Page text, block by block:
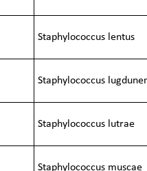
Staphylococcus lentus
Staphylococcus
Staphylococcus lutrae
Staphylococcus muscae